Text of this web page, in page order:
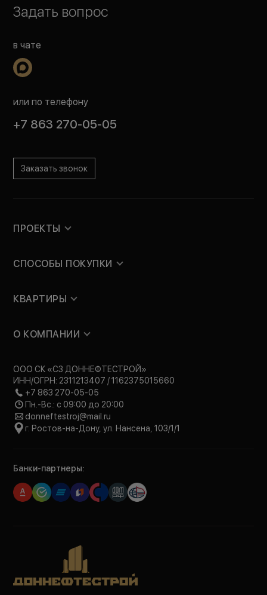
Задать вопрос
в чате
или по телефону
+7 863 270-05-05
Заказать звонок
ПРОЕКТЫ
СПОСОБЫ ПОКУПКИ
КВАРТИРЫ
О КОМПАНИИ
ООО СК «СЗ ДОННЕФТЕСТРОЙ»
ИНН/ОГРН: 2311213407 / 1162375015660
+7 863 270-05-05
Пн.-Вс.: с 09:00 до 20:00
donneftestroj@mail.ru
г. Ростов-на-Дону, ул. Нансена, 103/1/1
Банки-партнеры: